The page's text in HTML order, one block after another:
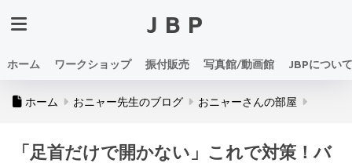
JBP
ホーム ワークショップ 振付販売 写真館/動画館 JBPについて
ホーム おニャー先生のブログ おニャーさんの部屋
「足首だけで開かない」これで対策！バ